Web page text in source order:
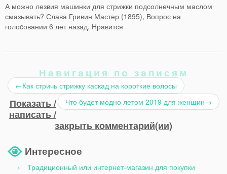
А можно лезвия машинки для стрижки подсолнечным маслом
смазывать? Слава Гривин Мастер (1895), Вопрос на
голоcовании 6 лет назад. Нравится
Навигация по записям
←Как стричь стрижку каскад на короткие волосы
Что будет модно летом 2019 для женщин→
Показать /
написать /
закрыть комментарий(ии)
Интересное
Традиционный или интернет-магазин для покупки